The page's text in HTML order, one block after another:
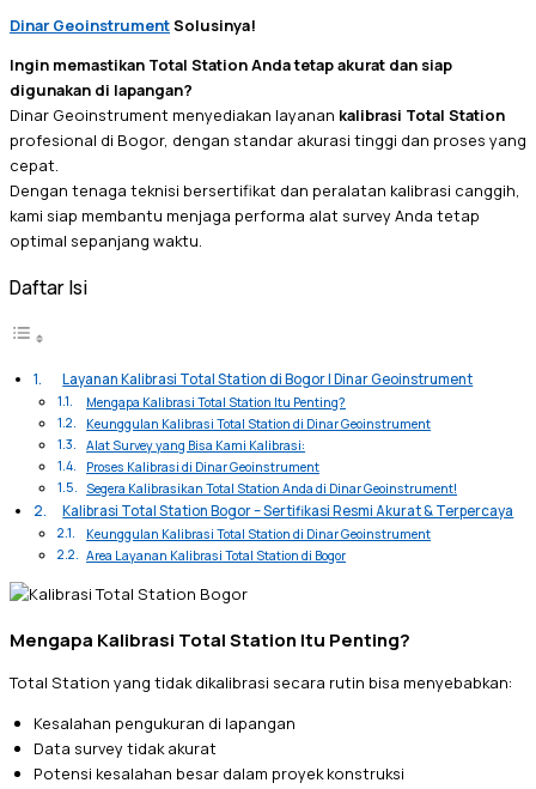
Dinar GeoinstrumentSolusinya!
Ingin memastikan Total Station Anda tetap akurat dan siap
digunakan di lapangan?
Dinar Geoinstrument menyediakan layanan kalibrasi Total Station
profesional di Bogor, dengan standar akurasi tinggi dan proses yang
cepat.
Dengan tenaga teknisi bersertifikat dan peralatan kalibrasi canggih,
kami siap membantu menjaga performa alat survey Anda tetap
optimal sepanjang waktu.
Daftar Isi
Layanan Kalibrasi Total Station di Bogor | Dinar Geoinstrument
Mengapa Kalibrasi Total Station Itu Penting?
Keunggulan Kalibrasi Total Station di Dinar Geoinstrument
Alat Survey yang Bisa Kami Kalibrasi:
Proses Kalibrasi di Dinar Geoinstrument
Segera Kalibrasikan Total Station Anda di Dinar Geoinstrument!
Kalibrasi Total Station Bogor – Sertifikasi Resmi Akurat & Terpercaya
Keunggulan Kalibrasi Total Station di Dinar Geoinstrument
Area Layanan Kalibrasi Total Station di Bogor
Mengapa Kalibrasi Total Station Itu Penting?
Total Station yang tidak dikalibrasi secara rutin bisa menyebabkan:
Kesalahan pengukuran di lapangan
Data survey tidak akurat
Potensi kesalahan besar dalam proyek konstruksi